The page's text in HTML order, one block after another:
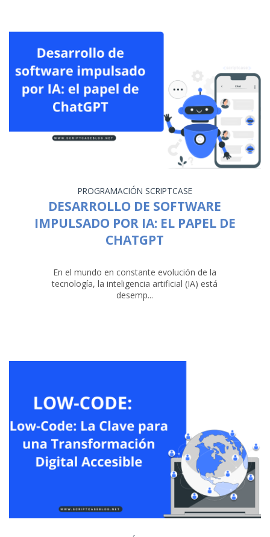
PROGRAMACIÓN SCRIPTCASE
DESARROLLO DE SOFTWARE
IMPULSADO POR IA: EL PAPEL DE
CHATGPT
En el mundo en constante evolución de la
tecnología, la inteligencia artificial (IA) está
desemp...